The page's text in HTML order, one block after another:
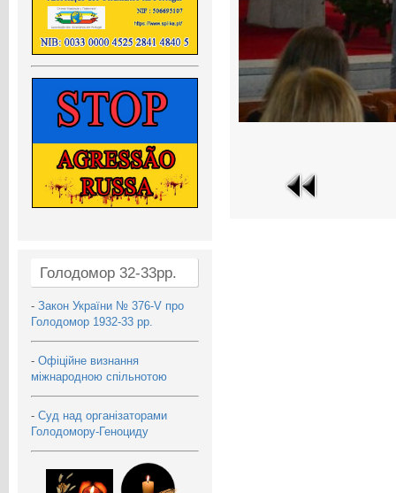
Голодомор 32-33рр.
- Закон України № 376-V про
Голодомор 1932-33 рр.
- Офіційне визнання
міжнародною спільнотою
- Суд над організаторами
Голодомору-Геноциду